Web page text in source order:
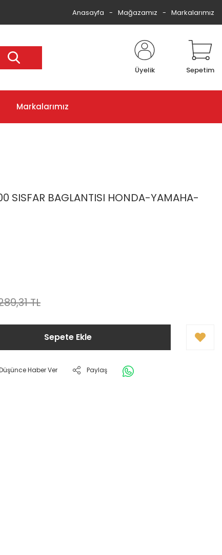
Anasayfa Mağazamız Markalarımız
Üyelik Sepetim
Markalarımız
SISFAR BAGLANTISI HONDA-YAMAHA-
TL
Sepete Ekle
Haber Ver Paylaş